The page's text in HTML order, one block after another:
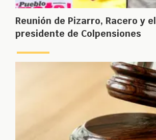
Reunión de Pizarro, Racero y el
presidente de Colpensiones